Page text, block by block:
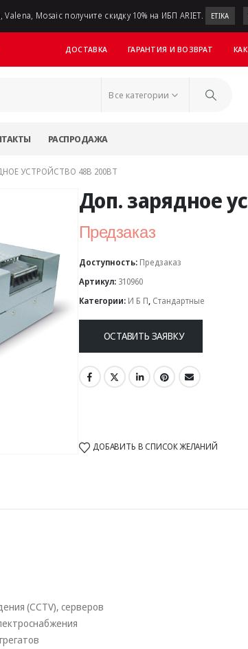
Mosaic получите скидку 10% на ИБП ARIET. ETIKA
ДОСТАВКА ГАРАНТИЯ И ВОЗВРАТ
Все категории
РАСПРОДАЖА
УСТРОЙСТВО 48В 200ВТ
Доп. зарядное
Предзаказ
Доступность: Предзаказ
Артикул: 310960
Категории: И Б П, Стандартные
ОСТАВИТЬ ЗАЯВКУ
ДОБАВИТЬ В СПИСОК ЖЕЛАНИЙ
(CCTV), серверов